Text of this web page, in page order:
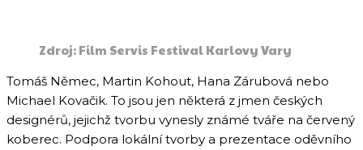
Zdroj: Film Servis Festival Karlovy Vary
Tomáš Němec, Martin Kohout, Hana Zárubová nebo
Michael Kovačik. To jsou jen některá z jmen českých
designérů, jejichž tvorbu vynesly známé tváře na červený
koberec. Podpora lokální tvorby a prezentace oděvního